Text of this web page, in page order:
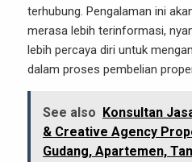
terhubung. Pengalaman ini
merasa lebih terinformasi,
lebih percaya diri untuk
dalam proses pembelian
See also Konsultan
& Creative Agency
Gudang, Apartemen,